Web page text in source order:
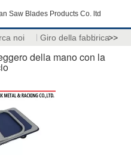
Saw Blades Products Co. ltd
noi Giro della fabbrica>>
della mano con la